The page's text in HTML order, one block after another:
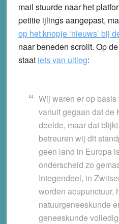
mail stuurde naar het
petitie ijlings aangepast,
op het knopje ‘nieuws’ bij
naar beneden scrollt. Op
staat iets van uitleg:
Wij waren er op
vanuit gegaan dat de
deelde, maar dat
betreuren wij dit
geen land in Europa
onderscheid zo
Integendeel, in
worden acupunctuur,
natuurgeneeskunde
geneeskunde